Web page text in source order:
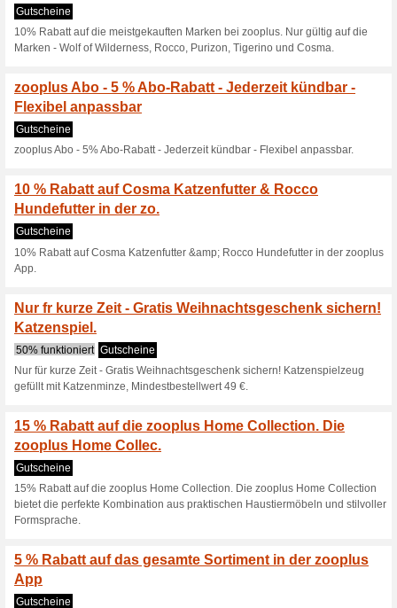
Hundesnacks & -
Gefriergetrockneter
schmackhaftem
Gefriergetrockneter
Mindestbestellwert 29€.
20 % Rabatt auf
0% funktioniert Gutscheine
20% Rabatt auf Sheba